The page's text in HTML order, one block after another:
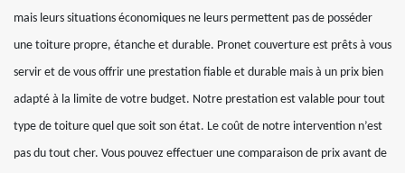
mais leurs situations économiques ne leurs permettent pas de posséder
une toiture propre, étanche et durable. Pronet couverture est prêts à vous
servir et de vous offrir une prestation fiable et durable mais à un prix bien
adapté à la limite de votre budget. Notre prestation est valable pour tout
type de toiture quel que soit son état. Le coût de notre intervention n’est
pas du tout cher. Vous pouvez effectuer une comparaison de prix avant de